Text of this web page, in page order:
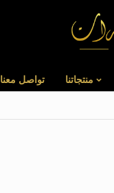
تواصل معنا منتجاتنا